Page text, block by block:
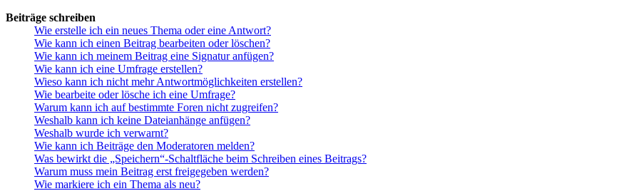
Beiträge schreiben
Wie erstelle ich ein neues Thema oder eine Antwort?
Wie kann ich einen Beitrag bearbeiten oder löschen?
Wie kann ich meinem Beitrag eine Signatur anfügen?
Wie kann ich eine Umfrage erstellen?
Wieso kann ich nicht mehr Antwortmöglichkeiten erstellen?
Wie bearbeite oder lösche ich eine Umfrage?
Warum kann ich auf bestimmte Foren nicht zugreifen?
Weshalb kann ich keine Dateianhänge anfügen?
Weshalb wurde ich verwarnt?
Wie kann ich Beiträge den Moderatoren melden?
Was bewirkt die „Speichern“-Schaltfläche beim Schreiben eines Beitrags?
Warum muss mein Beitrag erst freigegeben werden?
Wie markiere ich ein Thema als neu?